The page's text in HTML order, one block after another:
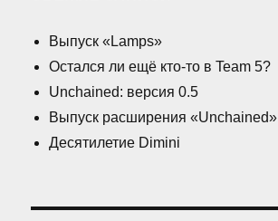
Выпуск «Lamps»
Остался ли ещё кто-то в Team 5?
Unchained: версия 0.5
Выпуск расширения «Unchained»
Десятилетие Dimini